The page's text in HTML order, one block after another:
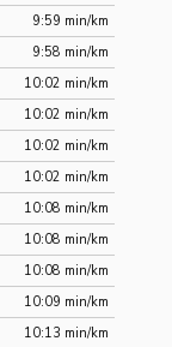
9:59 min/km
9:58 min/km
10:02 min/km
10:02 min/km
10:02 min/km
10:02 min/km
10:08 min/km
10:08 min/km
10:08 min/km
10:09 min/km
10:13 min/km